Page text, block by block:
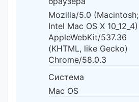
Mozilla/5.0 (Macintosh;
Intel Mac OS X 10_12_4)
AppleWebKit/537.36
(KHTML, like Gecko)
Chrome/58.0.3
Система
Mac OS